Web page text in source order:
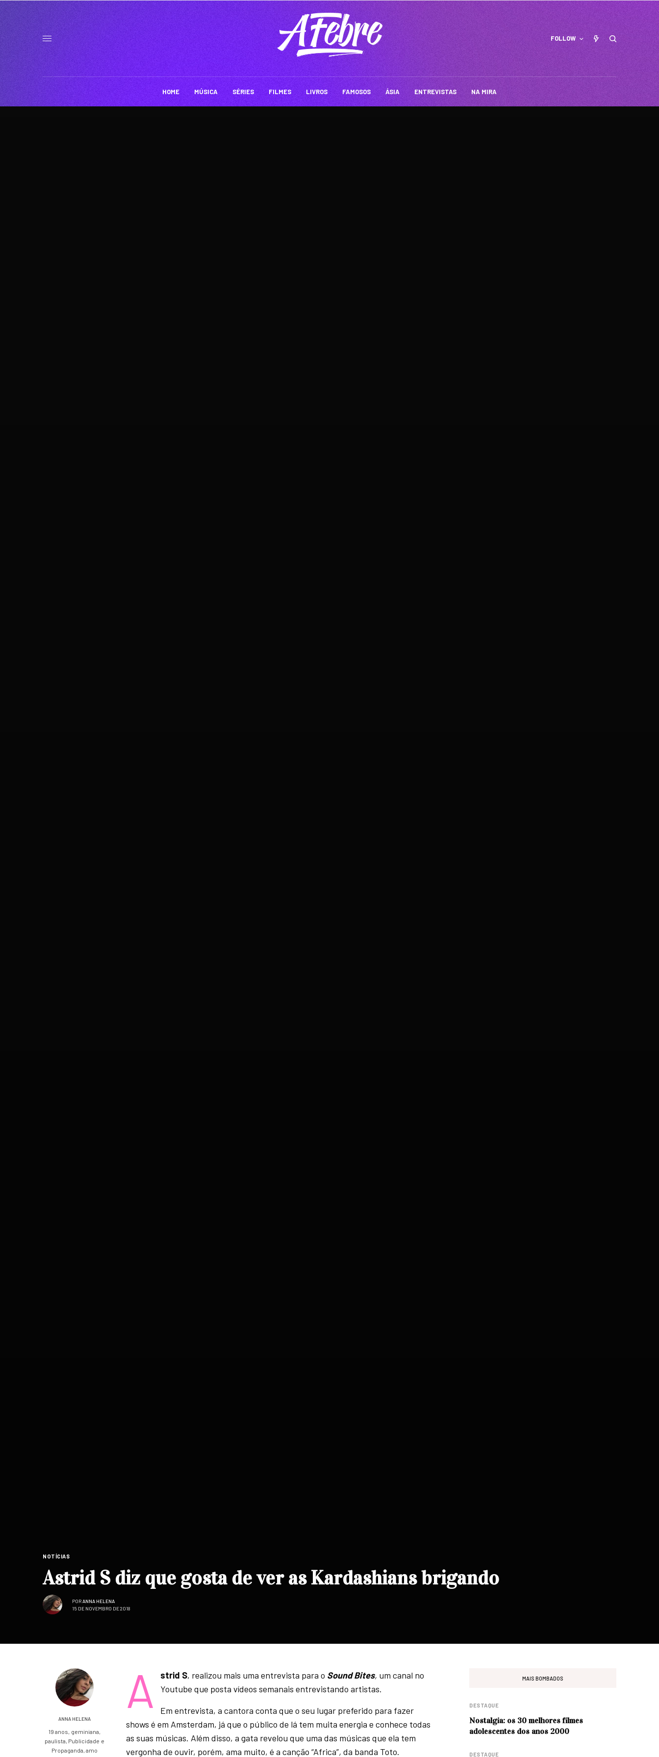
FOLLOW
HOME MÚSICA SÉRIES FILMES LIVROS FAMOSOS ÁSIA ENTREVISTAS NA MIRA
NOTÍCIAS
Astrid S diz que gosta de ver as Kardashians brigando
PORANNA HELENA
15 DE NOVEMBRO DE 2018
ANNA HELENA
19 anos, geminiana,
paulista, Publicidade e
Propaganda, amo
A strid S, realizou mais uma entrevista para o Sound Bites, um canal no
Youtube que posta vídeos semanais entrevistando artistas.
Em entrevista, a cantora conta que o seu lugar preferido para fazer
shows é em Amsterdam, já que o público de lá tem muita energia e conhece todas
as suas músicas. Além disso, a gata revelou que uma das músicas que ela tem
vergonha de ouvir, porém, ama muito, é a canção “Africa”,da banda Toto.
MAIS BOMBADOS
DESTAQUE
Nostalgia: os 30 melhores filmes
adolescentes dos anos 2000
DESTAQUE